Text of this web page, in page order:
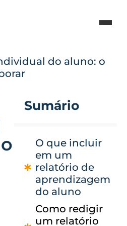
do aluno: o
Sumário
O que incluir
em um
relatório de
aprendizagem
do aluno
Como redigir
um relatório